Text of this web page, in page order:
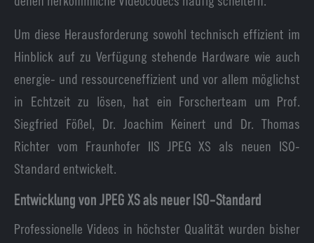
Um diese Herausforderung sowohl technisch effizient im
Hinblick auf zu Verfügung stehende Hardware wie auch
energie- und ressourceneffizient und vor allem möglichst
in Echtzeit zu lösen, hat ein Forscherteam um Prof.
Siegfried Fößel, Dr. Joachim Keinert und Dr. Thomas
Richter vom Fraunhofer IIS JPEG XS als neuen ISO-
Standard entwickelt.
Entwicklung von JPEG XS als neuer ISO-Standard
Professionelle Videos in höchster Qualität wurden bisher